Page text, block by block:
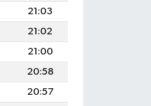
21:03
21:02
21:00
20:58
20:57